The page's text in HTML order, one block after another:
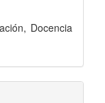
Docencia